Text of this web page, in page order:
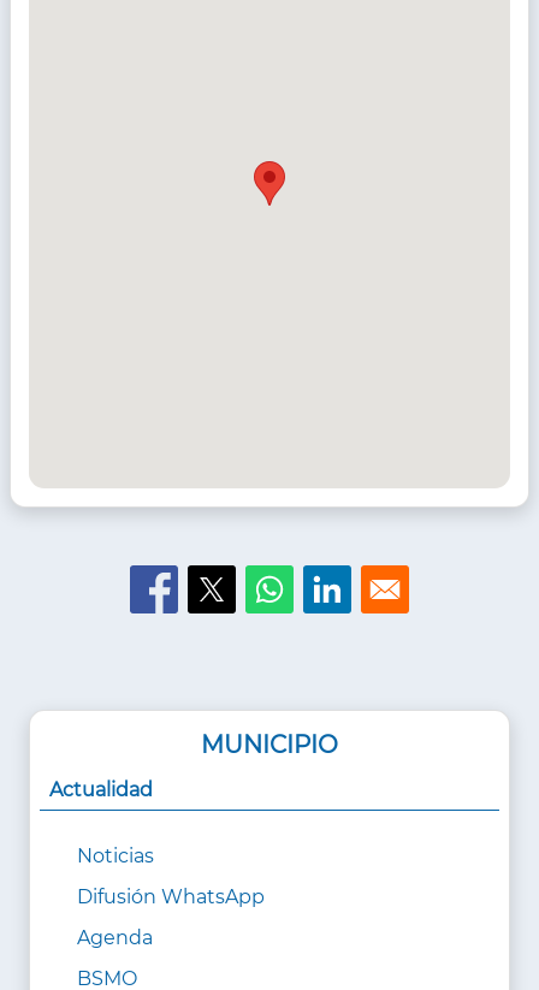
MUNICIPIO
Actualidad
Noticias
Difusión WhatsApp
Agenda
BSMO